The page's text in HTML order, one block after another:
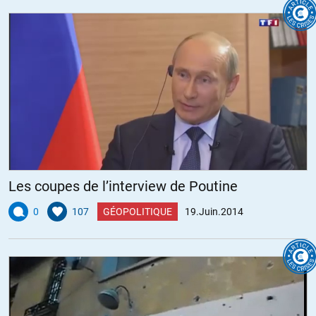
pierre9459
Exactement ! Il nous faut systématiquement reprendre ces
appellations, qu’elles soient prononcées par les médias ou nos
….propres amis et connaissances.
Commençons par appeler un chat un chat. Ces « dettes » sont du
vol pur et simple !!!
ALERTER
Sorge//19.06.2014 à 09h52
Oui, en effet, pour revenir à des préoccupations économiques,
quelle est la valeur de ce jugement ?
Sur quelle base une cours de justice américaine peut-elle se
prononcer sur les obligations d’un Etat souverain envers ses
anciens créanciers ?
Les coupes de l’interview de Poutine
0 107 GÉOPOLITIQUE 19.Juin.2014